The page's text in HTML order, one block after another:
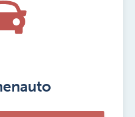
va-ati-czr
Kortlopende